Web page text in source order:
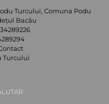
Turcului, Comuna Podu
Bacău
Turcului